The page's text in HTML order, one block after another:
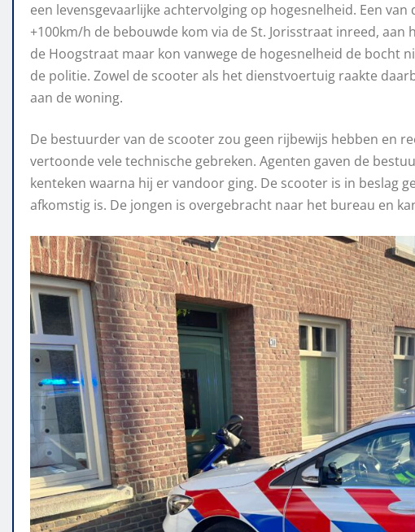
een levensgevaarlijke achtervolging op hogesnelheid. Een
+100km/h de bebouwde kom via de St. Jorisstraat inreed,
de Hoogstraat maar kon vanwege de hogesnelheid de bocht
de politie. Zowel de scooter als het dienstvoertuig raakte
aan de woning.
De bestuurder van de scooter zou geen rijbewijs hebben en
vertoonde vele technische gebreken. Agenten gaven de
kenteken waarna hij er vandoor ging. De scooter is in beslag
afkomstig is. De jongen is overgebracht naar het bureau en